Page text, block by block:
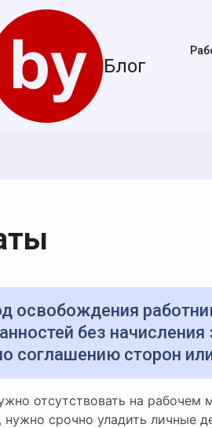
Блог
без начисления
соглашению сторон
срочно уладить личные